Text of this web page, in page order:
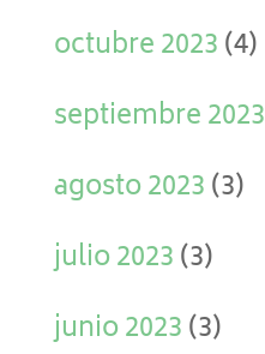
octubre 2023(4)
septiembre 2023
agosto 2023(3)
julio 2023(3)
junio 2023(3)